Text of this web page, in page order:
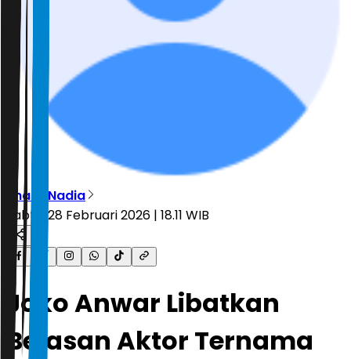
Shafa Nadia
Sabtu, 28 Februari 2026 | 18.11 WIB
Joko Anwar Libatkan
Belasan Aktor Ternama